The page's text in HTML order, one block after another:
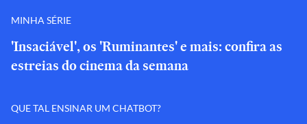
MINHA SÉRIE
'Insaciável', os 'Ruminantes' e mais: confira as
estreias do cinema da semana
QUE TAL ENSINAR UM CHATBOT?